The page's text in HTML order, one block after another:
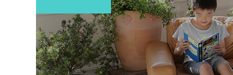
節約の落とし穴に注意！
「得すること」にお金を使
って「損して」いません
オンライン（ZOOM)で家
計相談ってどんな感じ？